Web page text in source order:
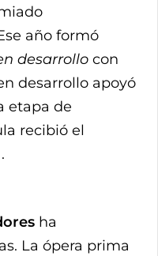
año formó
desarrollo con
desarrollo apoyó
etapa de
recibió el
ha
La ópera prima